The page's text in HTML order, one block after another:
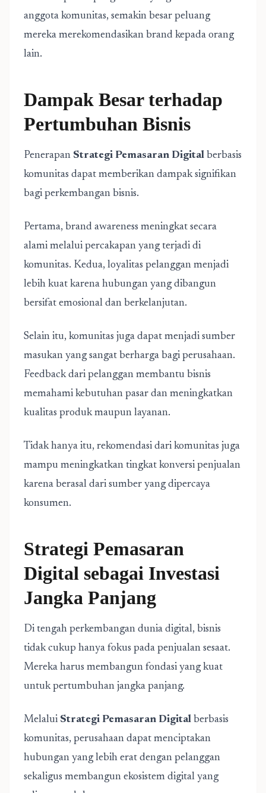
anggota komunitas, semakin besar peluang
mereka merekomendasikan brand kepada orang
lain.
Dampak Besar terhadap
Pertumbuhan Bisnis
Penerapan Strategi Pemasaran Digital berbasis
komunitas dapat memberikan dampak signifikan
bagi perkembangan bisnis.
Pertama, brand awareness meningkat secara
alami melalui percakapan yang terjadi di
komunitas. Kedua, loyalitas pelanggan menjadi
lebih kuat karena hubungan yang dibangun
bersifat emosional dan berkelanjutan.
Selain itu, komunitas juga dapat menjadi sumber
masukan yang sangat berharga bagi perusahaan.
Feedback dari pelanggan membantu bisnis
memahami kebutuhan pasar dan meningkatkan
kualitas produk maupun layanan.
Tidak hanya itu, rekomendasi dari komunitas juga
mampu meningkatkan tingkat konversi penjualan
karena berasal dari sumber yang dipercaya
konsumen.
Strategi Pemasaran
Digital sebagai Investasi
Jangka Panjang
Di tengah perkembangan dunia digital, bisnis
tidak cukup hanya fokus pada penjualan sesaat.
Mereka harus membangun fondasi yang kuat
untuk pertumbuhan jangka panjang.
Melalui Strategi Pemasaran Digital berbasis
komunitas, perusahaan dapat menciptakan
hubungan yang lebih erat dengan pelanggan
sekaligus membangun ekosistem digital yang